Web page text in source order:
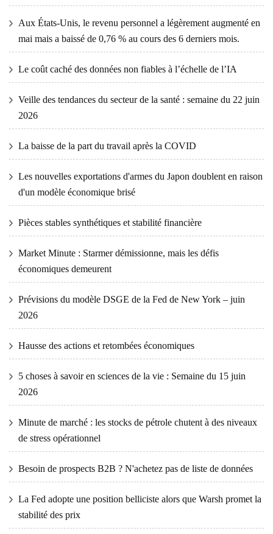
Aux États-Unis, le revenu personnel a légèrement augmenté en
mai mais a baissé de 0,76 % au cours des 6 derniers mois.
Le coût caché des données non fiables à l’échelle de l’IA
Veille des tendances du secteur de la santé : semaine du 22 juin
2026
La baisse de la part du travail après la COVID
Les nouvelles exportations d'armes du Japon doublent en raison
d'un modèle économique brisé
Pièces stables synthétiques et stabilité financière
Market Minute : Starmer démissionne, mais les défis
économiques demeurent
Prévisions du modèle DSGE de la Fed de New York – juin
2026
Hausse des actions et retombées économiques
5 choses à savoir en sciences de la vie : Semaine du 15 juin
2026
Minute de marché : les stocks de pétrole chutent à des niveaux
de stress opérationnel
Besoin de prospects B2B ? N'achetez pas de liste de données
La Fed adopte une position belliciste alors que Warsh promet la
stabilité des prix